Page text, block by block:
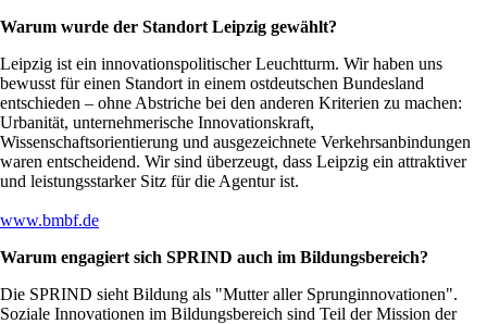
Warum wurde der Standort Leipzig gewählt?
Leipzig ist ein innovationspolitischer Leuchtturm. Wir haben uns
bewusst für einen Standort in einem ostdeutschen Bundesland
entschieden – ohne Abstriche bei den anderen Kriterien zu machen:
Urbanität, unternehmerische Innovationskraft,
Wissenschaftsorientierung und ausgezeichnete Verkehrsanbindungen
waren entscheidend. Wir sind überzeugt, dass Leipzig ein attraktiver
und leistungsstarker Sitz für die Agentur ist.
www.bmbf.de
Warum engagiert sich SPRIND auch im Bildungsbereich?
Die SPRIND sieht Bildung als
Mutter aller Sprunginnovationen .
Soziale Innovationen im Bildungsbereich sind Teil der Mission der